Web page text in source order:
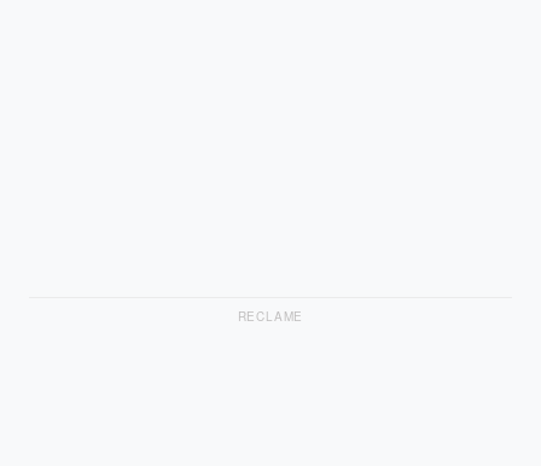
RECLAME